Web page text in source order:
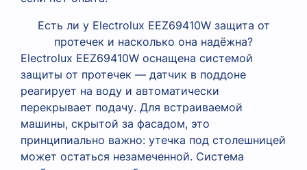
Есть ли у Electrolux EEZ69410W защита от
протечек и насколько она надёжна?
Electrolux EEZ69410W оснащена системой
защиты от протечек — датчик в поддоне
реагирует на воду и автоматически
перекрывает подачу. Для встраиваемой
машины, скрытой за фасадом, это
принципиально важно: утечка под столешницей
может остаться незамеченной. Система